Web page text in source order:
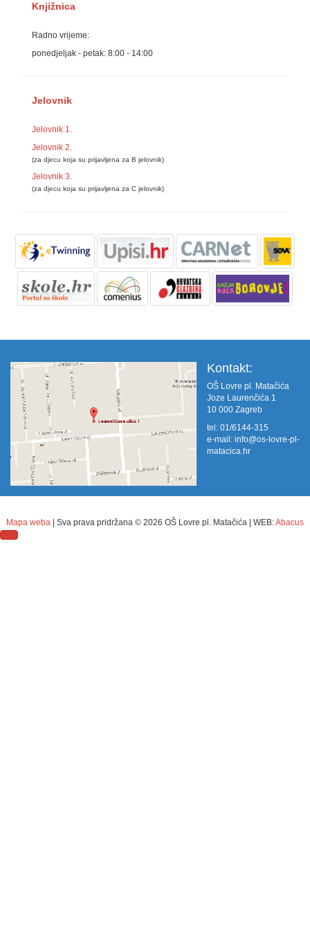
Knjižnica
Radno vrijeme:
ponedjeljak - petak: 8:00 - 14:00
Jelovnik
Jelovnik 1.
Jelovnik 2.
(za djecu koja su prijavljena za B jelovnik)
Jelovnik 3.
(za djecu koja su prijavljena za C jelovnik)
Kontakt:
OŠ Lovre pl. Matačića
Joze Laurenčića 1
10 000 Zagreb
tel: 01/6144-315
e-mail: info@os-lovre-pl-
matacica.hr
Mapa weba | Sva prava pridržana © 2026 OŠ Lovre pl. Matačića | WEB:Abacus